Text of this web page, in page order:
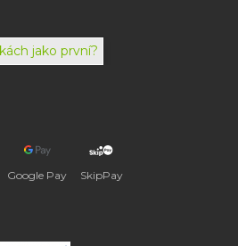
jako první?
Google Pay SkipPay